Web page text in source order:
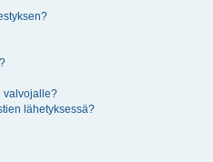
valvojalle?
lähetyksessä?